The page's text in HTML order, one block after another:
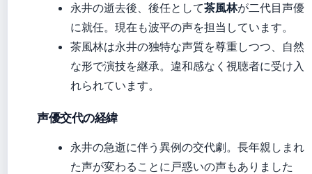
永井の逝去後、後任として茶風林が二代目声優
に就任。現在も波平の声を担当しています。
茶風林は永井の独特な声質を尊重しつつ、自然
な形で演技を継承。違和感なく視聴者に受け入
れられています。
声優交代の経緯
永井の急逝に伴う異例の交代劇。長年親しまれ
た声が変わることに戸惑いの声もありました